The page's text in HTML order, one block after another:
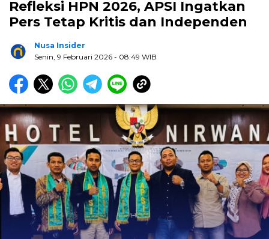
Refleksi HPN 2026, APSI Ingatkan
Pers Tetap Kritis dan Independen
Nusa Insider
Senin, 9 Februari 2026 - 08:49 WIB